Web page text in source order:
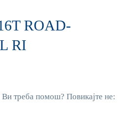
ROAD-
RI
треба помош? Повикајте не: